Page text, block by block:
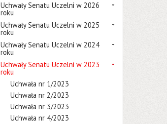
Uchwały Senatu Uczelni w 2026
roku
Uchwały Senatu Uczelni w 2025
roku
Uchwały Senatu Uczelni w 2024
roku
Uchwały Senatu Uczelni w 2023
roku
Uchwała nr 1/2023
Uchwała nr 2/2023
Uchwała nr 3/2023
Uchwała nr 4/2023